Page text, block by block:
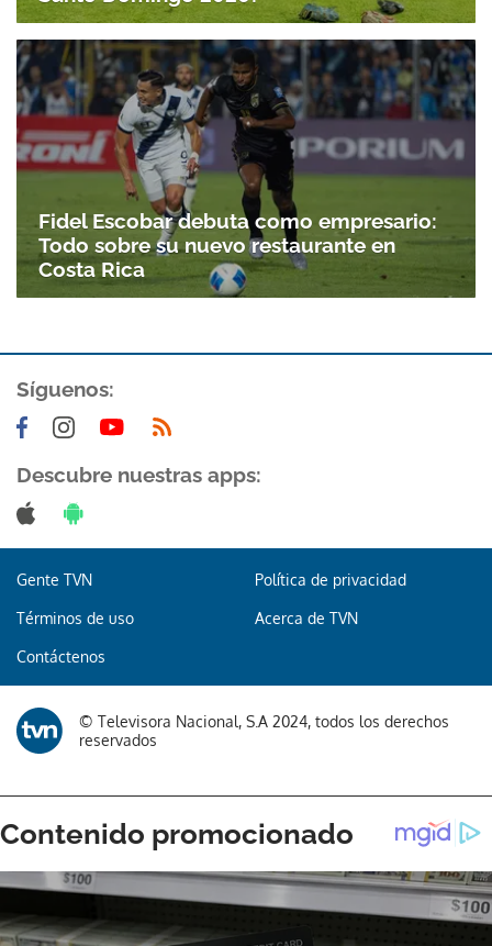
Gracias por suscribirte a nuestro boletín.
Fidel Escobar debuta como empresario:
Todo sobre su nuevo restaurante en
Costa Rica
Síguenos:
Descubre nuestras apps:
Gente TVN Política de privacidad
Términos de uso Acerca de TVN
Contáctenos
© Televisora Nacional, S.A 2024, todos los derechos
reservados